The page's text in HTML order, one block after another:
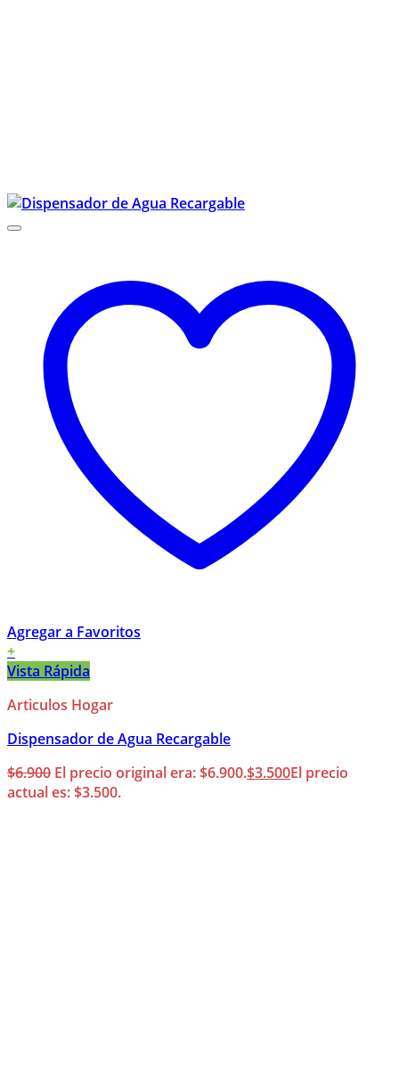
Agregar a Favoritos
+
Vista Rápida
Articulos Hogar
Dispensador de Agua Recargable
$6.900 El precio original era: $6.900.$3.500El precio
actual es: $3.500.